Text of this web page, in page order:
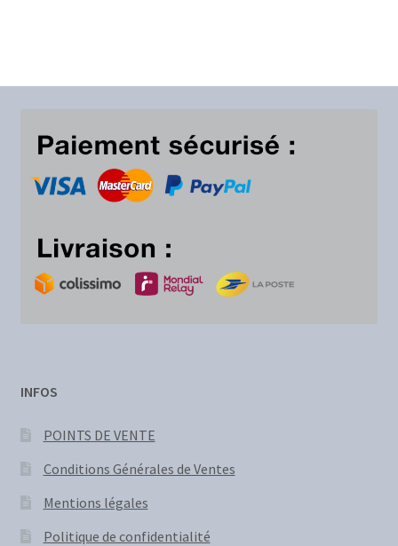
INFOS
POINTS DE VENTE
Conditions Générales de Ventes
Mentions légales
Politique de confidentialité